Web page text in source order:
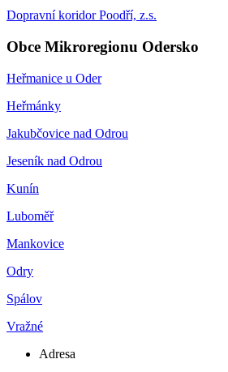
Dopravní koridor Poodří, z.s.
Obce Mikroregionu Odersko
Heřmanice u Oder
Heřmánky
Jakubčovice nad Odrou
Jeseník nad Odrou
Kunín
Luboměř
Mankovice
Odry
Spálov
Vražné
Adresa